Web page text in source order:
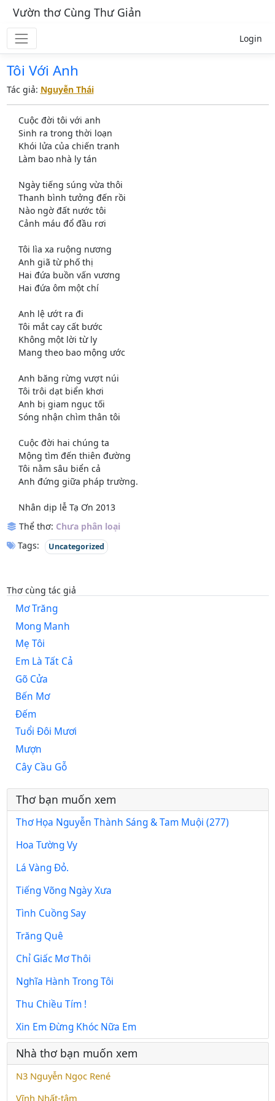
Vườn thơ Cùng Thư Giản
Login
Tôi Với Anh
Tác giả: Nguyễn Thái
Cuộc đời tôi với anh
Sinh ra trong thời loạn
Khói lửa của chiến tranh
Làm bao nhà ly tán
Ngày tiếng súng vừa thôi
Thanh bình tưởng đến rồi
Nào ngờ đất nước tôi
Cảnh máu đổ đầu rơi
Tôi lìa xa ruộng nương
Anh giã từ phố thị
Hai đứa buồn vấn vương
Hai đứa ôm một chí
Anh lệ ướt ra đi
Tôi mắt cay cất bước
Không một lời từ ly
Mang theo bao mộng ước
Anh băng rừng vượt núi
Tôi trôi dạt biển khơi
Anh bị giam ngục tối
Sóng nhận chìm thân tôi
Cuộc đời hai chúng ta
Mộng tìm đến thiên đường
Tôi nằm sâu biển cả
Anh đứng giữa pháp trường.
Nhân dịp lễ Tạ Ơn 2013
Thể thơ: Chưa phân loại
Tags:
Uncategorized
Thơ cùng tác giả
Mơ Trăng
Mong Manh
Mẹ Tôi
Em Là Tất Cả
Gõ Cửa
Bến Mơ
Đếm
Tuổi Đôi Mươi
Mượn
Cây Cầu Gỗ
Thơ bạn muốn xem
Thơ Họa Nguyễn Thành Sáng & Tam Muội (277)
Hoa Tường Vy
Lá Vàng Đỏ.
Tiếng Võng Ngày Xưa
Tình Cuồng Say
Trăng Quê
Chỉ Giấc Mơ Thôi
Nghĩa Hành Trong Tôi
Thu Chiều Tím !
Xin Em Đừng Khóc Nữa Em
Nhà thơ bạn muốn xem
N3 Nguyễn Ngọc René
Vĩnh Nhất-tâm